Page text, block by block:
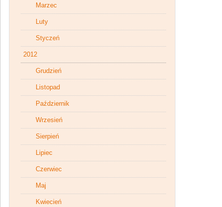
Marzec
Luty
Styczeń
2012
Grudzień
Listopad
Październik
Wrzesień
Sierpień
Lipiec
Czerwiec
Maj
Kwiecień